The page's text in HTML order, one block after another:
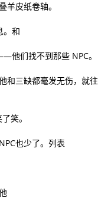
羊皮纸卷轴。
。和
他们找不到那些 NPC。
和三缺都毫发无伤，就往
笑。
也少了。列表